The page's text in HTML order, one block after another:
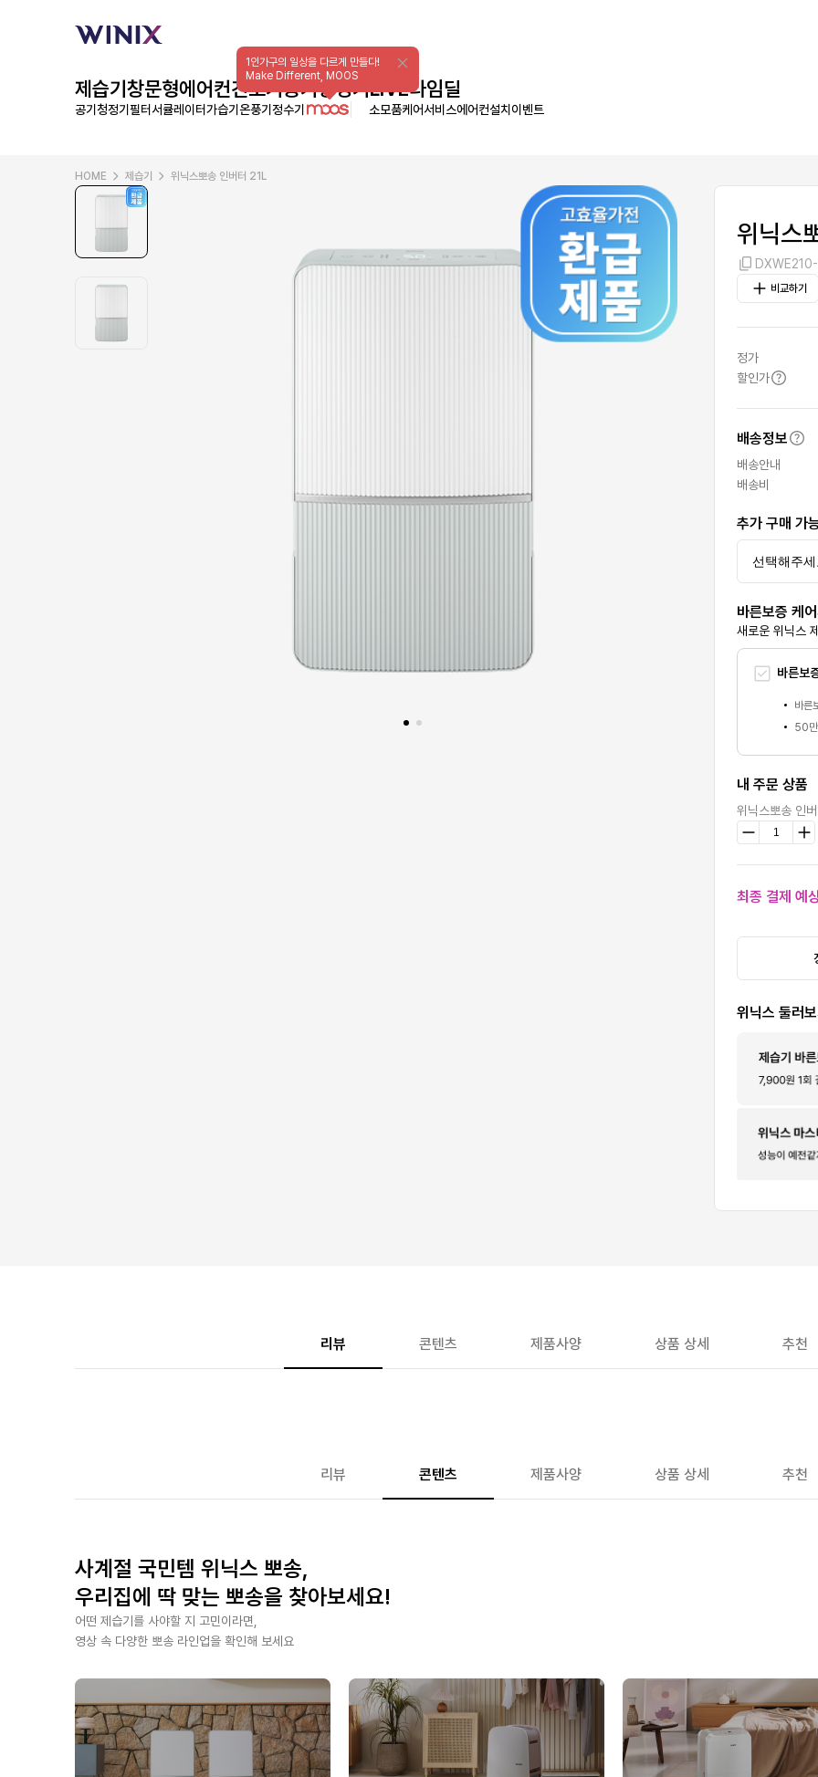
제습기창문형에어컨건조기공기청정기LIVE타임딜
공기청정기필터서큘레이터가습기 온풍기 정수기
1인가구의 일상을 다르게 만들다!
Make Different, MOOS
소모품케어서비스에어컨설치 이벤트
HOME 제습기 위닉스뽀송 인버터 21L
위닉스
비교하기
정가
할인가
배송정보
배송안내
배송비
추가 구매 가
바른보증 케
새로운 위닉스
바른보
바른
50만
내 주문 상품
위닉스뽀송 인버
최종 결제 예
위닉스 둘러보
리뷰 콘텐츠 제품사양 상품 상세 추천
리뷰 콘텐츠 제품사양 상품 상세 추천
사계절 국민템 위닉스 뽀송,
우리집에 딱 맞는 뽀송을 찾아보세요!
어떤 제습기를 사야할 지 고민이라면,
영상 속 다양한 뽀송 라인업을 확인해 보세요